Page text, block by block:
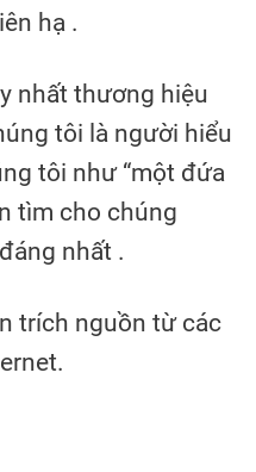
hạ .
nhất thương hiệu
tôi là người hiểu
tôi như “một đứa
tìm cho chúng
nhất .
trích nguồn từ các